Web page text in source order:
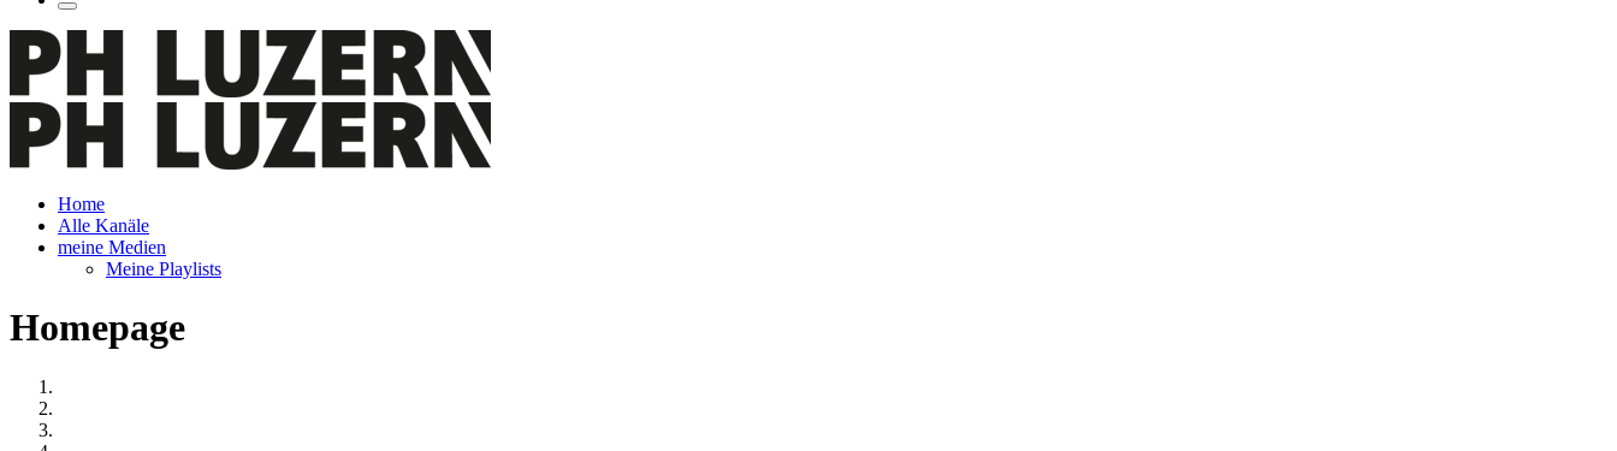
Home
Alle Kanäle
meine Medien
Meine Playlists
Homepage